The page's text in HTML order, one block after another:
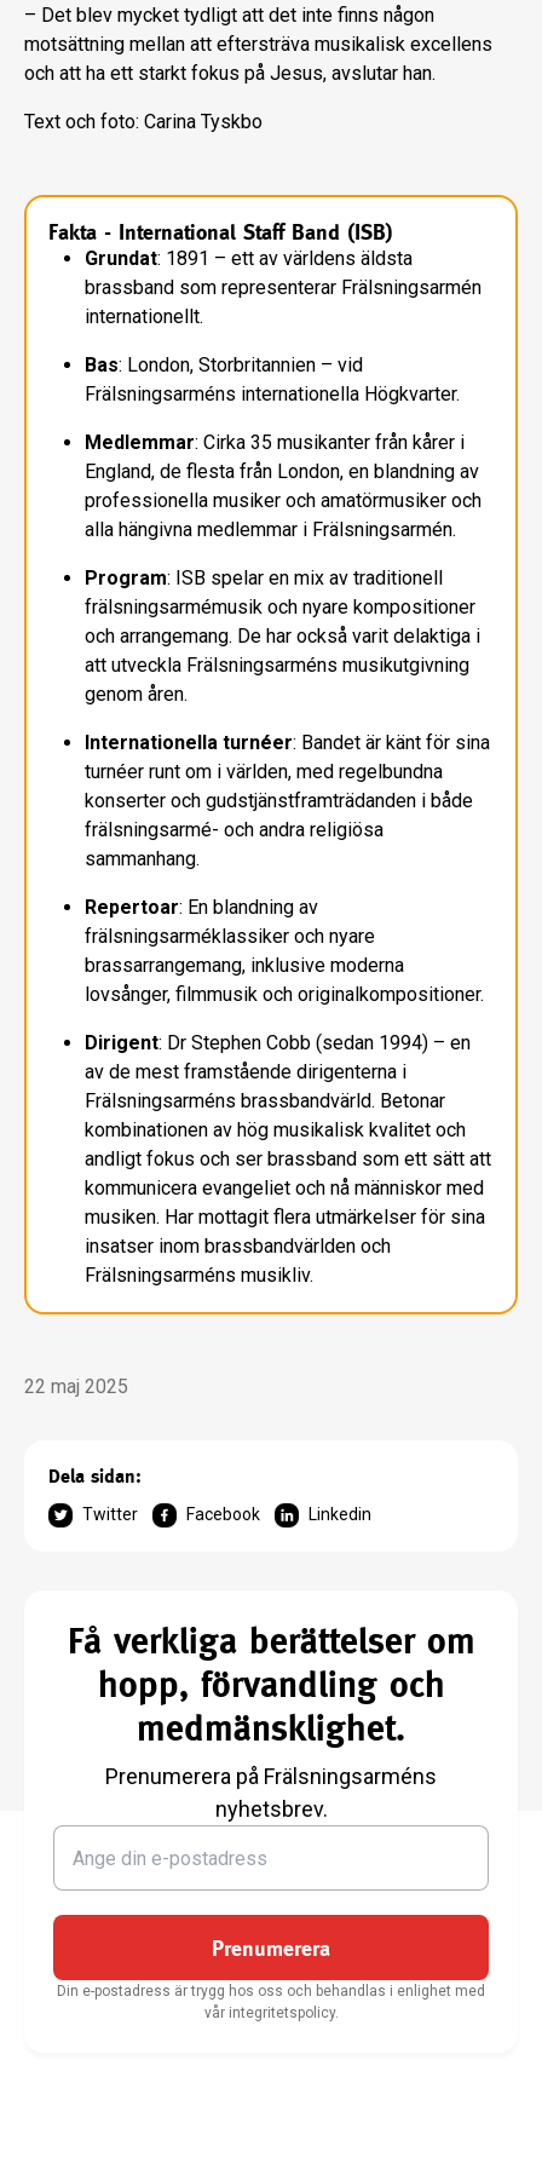
– Det blev mycket tydligt att det inte finns någon
motsättning mellan att eftersträva musikalisk excellens
och att ha ett starkt fokus på Jesus, avslutar han.
Text och foto: Carina Tyskbo
Fakta - International Staff Band (ISB)
Grundat: 1891 – ett av världens äldsta
brassband som representerar Frälsningsarmén
internationellt.
Bas: London, Storbritannien – vid
Frälsningsarméns internationella Högkvarter.
Medlemmar: Cirka 35 musikanter från kårer i
England, de flesta från London, en blandning av
professionella musiker och amatörmusiker och
alla hängivna medlemmar i Frälsningsarmén.
Program: ISB spelar en mix av traditionell
frälsningsarmémusik och nyare kompositioner
och arrangemang. De har också varit delaktiga i
att utveckla Frälsningsarméns musikutgivning
genom åren.
Internationella turnéer: Bandet är känt för sina
turnéer runt om i världen, med regelbundna
konserter och gudstjänstframträdanden i både
frälsningsarmé- och andra religiösa
sammanhang.
Repertoar: En blandning av
frälsningsarméklassiker och nyare
brassarrangemang, inklusive moderna
lovsånger, filmmusik och originalkompositioner.
Dirigent: Dr Stephen Cobb (sedan 1994) – en
av de mest framstående dirigenterna i
Frälsningsarméns brassbandvärld. Betonar
kombinationen av hög musikalisk kvalitet och
andligt fokus och ser brassband som ett sätt att
kommunicera evangeliet och nå människor med
musiken. Har mottagit flera utmärkelser för sina
insatser inom brassbandvärlden och
Frälsningsarméns musikliv.
22 maj 2025
Dela sidan:
Twitter Facebook Linkedin
Få verkliga berättelser om
hopp, förvandling och
medmänsklighet.
Prenumerera på Frälsningsarméns
nyhetsbrev.
Prenumerera
Din e-postadress är trygg hos oss och behandlas i enlighet med
vår integritetspolicy.